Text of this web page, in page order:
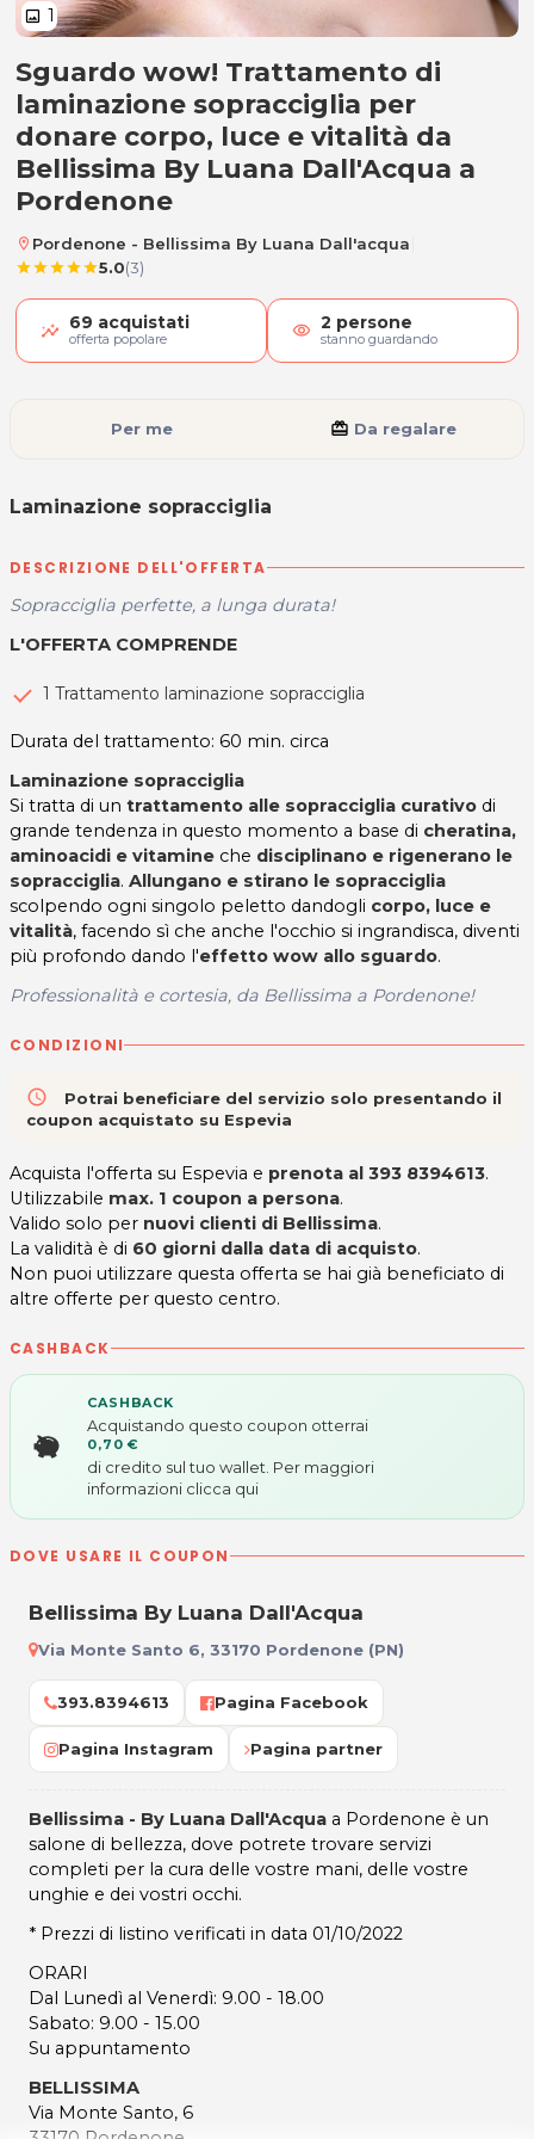
image 1
Laminazione sopracciglia
Sguardo wow! Trattamento di
laminazione sopracciglia per
donare corpo, luce e vitalità da
Bellissima By Luana Dall'Acqua a
Pordenone
location_on Pordenone - Bellissima By Luana Dall'acqua
starstarstarstarstar5.0(3)
69 acquistati
offerta popolare visibility 2 persone
stanno guardando
Laminazione sopracciglia
Per me card_giftcard Da regalare
DESCRIZIONE DELL'OFFERTA
Sopracciglia perfette, a lunga durata!
L'OFFERTA COMPRENDE
1 Trattamento laminazione sopracciglia
Durata del trattamento: 60 min. circa
Laminazione sopracciglia
Si tratta di un trattamento alle sopracciglia curativo di
grande tendenza in questo momento a base di cheratina,
aminoacidi e vitamine che disciplinano e rigenerano le
sopracciglia. Allungano e stirano le sopracciglia
scolpendo ogni singolo peletto dandogli corpo, luce e
vitalità, facendo sì che anche l'occhio si ingrandisca, diventi
più profondo dando l'effetto wow allo sguardo.
Professionalità e cortesia, da Bellissima a Pordenone!
CONDIZIONI
access_time
Potrai beneficiare del servizio solo presentando il
coupon acquistato su Espevia
Acquista l'offerta su Espevia e prenota al 393 8394613.
Utilizzabile max. 1 coupon a persona.
Valido solo per nuovi clienti di Bellissima.
La validità è di 60 giorni dalla data di acquisto.
Non puoi utilizzare questa offerta se hai già beneficiato di
altre offerte per questo centro.
CASHBACK
CASHBACK
Acquistando questo coupon otterrai
0,70 €
di credito sul tuo wallet. Per maggiori
informazioni clicca qui
DOVE USARE IL COUPON
Bellissima By Luana Dall'Acqua
Via Monte Santo 6, 33170 Pordenone (PN)
393.8394613 Pagina Facebook
Pagina Instagram Pagina partner
Bellissima - By Luana Dall'Acqua a Pordenone è un
salone di bellezza, dove potrete trovare servizi
completi per la cura delle vostre mani, delle vostre
unghie e dei vostri occhi.
* Prezzi di listino verificati in data 01/10/2022
ORARI
Dal Lunedì al Venerdì: 9.00 - 18.00
Sabato: 9.00 - 15.00
Su appuntamento
BELLISSIMA
Via Monte Santo, 6